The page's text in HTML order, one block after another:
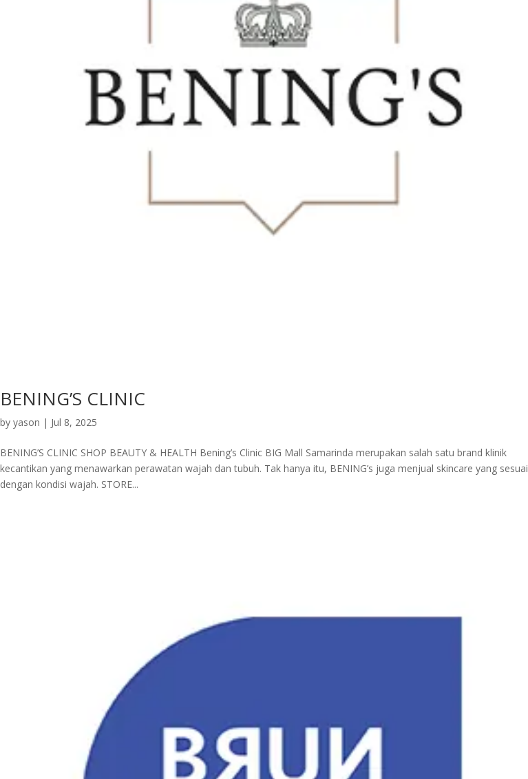
BENING’S CLINIC
by yason | Jul 8, 2025
BENING’S CLINIC SHOP BEAUTY & HEALTH Bening’s Clinic BIG Mall Samarinda merupakan salah satu brand klinik
kecantikan yang menawarkan perawatan wajah dan tubuh. Tak hanya itu, BENING’s juga menjual skincare yang sesuai
dengan kondisi wajah. STORE...